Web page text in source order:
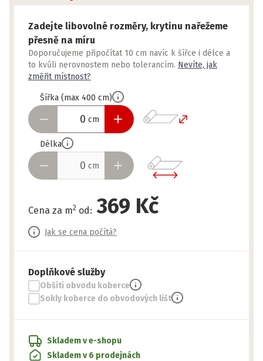
Zadejte libovolné rozměry, krytinu nařežeme
přesně na míru
Doporučujeme připočítat 10 cm navíc k šířce i délce a
to kvůli nerovnostem nebo tolerancím. Nevíte, jak
změřit místnost?
Šířka (max 400 cm)
cm
Délka
cm
Cena za m2 od: 369 Kč
Jak se cena počítá?
Doplňkové služby
Obšití obvodu koberce
Sokly koberce do obvodových lišt
Skladem v e-shopu
Skladem v 6 prodejnách